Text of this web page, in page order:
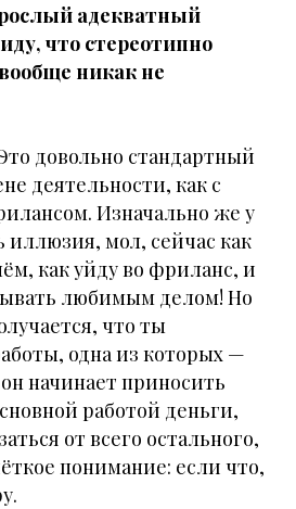
адекватный
что стереотипно
никак не
довольно стандартный
деятельности, как с
Изначально же у
иллюзия, мол, сейчас как
как уйду во фриланс, и
любимым делом! Но
что ты
одна из которых —
начинает приносить
работой деньги,
от всего остального,
понимание: если что,